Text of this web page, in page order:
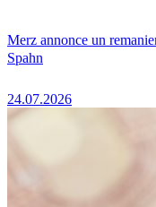
Merz annonce un
Spahn
24.07.2026